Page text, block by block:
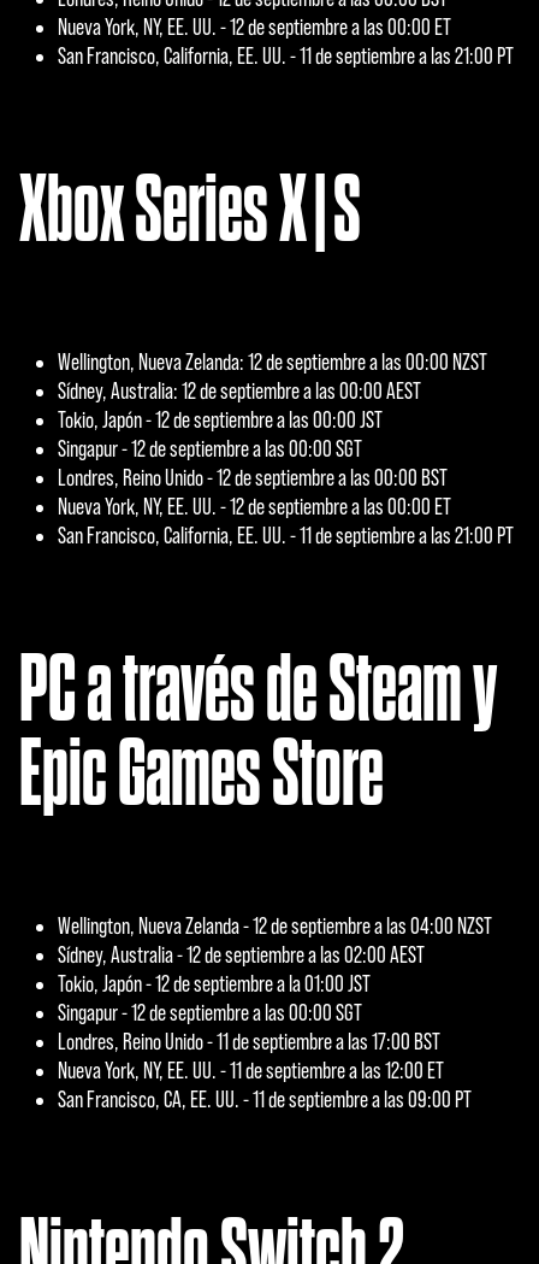
Nueva York, NY, EE. UU. - 12 de septiembre a las 00:00 ET
San Francisco, California, EE. UU. - 11 de septiembre a las 21:00 PT
Xbox Series X|S
Wellington, Nueva Zelanda: 12 de septiembre a las 00:00 NZST
Sídney, Australia: 12 de septiembre a las 00:00 AEST
Tokio, Japón - 12 de septiembre a las 00:00 JST
Singapur - 12 de septiembre a las 00:00 SGT
Londres, Reino Unido - 12 de septiembre a las 00:00 BST
Nueva York, NY, EE. UU. - 12 de septiembre a las 00:00 ET
San Francisco, California, EE. UU. - 11 de septiembre a las 21:00 PT
PC a través de Steam y
Epic Games Store
Wellington, Nueva Zelanda - 12 de septiembre a las 04:00 NZST
Sídney, Australia - 12 de septiembre a las 02:00 AEST
Tokio, Japón - 12 de septiembre a la 01:00 JST
Singapur - 12 de septiembre a las 00:00 SGT
Londres, Reino Unido - 11 de septiembre a las 17:00 BST
Nueva York, NY, EE. UU. - 11 de septiembre a las 12:00 ET
San Francisco, CA, EE. UU. - 11 de septiembre a las 09:00 PT